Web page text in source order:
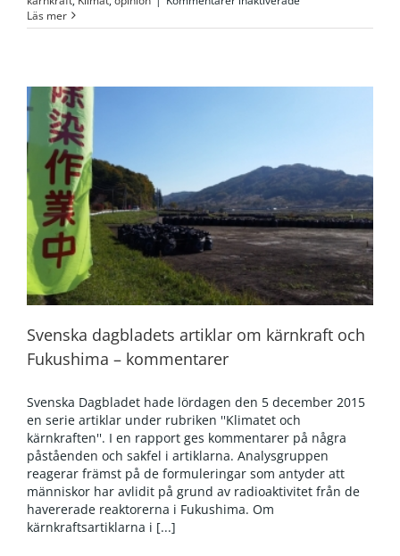
Brännpunkt:
Greenpeace
Läs mer
Svenska dagbladets artiklar om kärnkraft och
Fukushima – kommentarer
Svenska Dagbladet hade lördagen den 5 december 2015
en serie artiklar under rubriken ''Klimatet och
kärnkraften''. I en rapport ges kommentarer på några
påståenden och sakfel i artiklarna. Analysgruppen
reagerar främst på de formuleringar som antyder att
människor har avlidit på grund av radioaktivitet från de
havererade reaktorerna i Fukushima. Om
kärnkraftsartiklarna i [...]